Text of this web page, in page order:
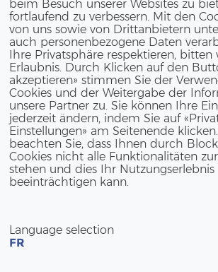
beim Besuch unserer Websites zu
fortlaufend zu verbessern. Mit den
von uns sowie von Drittanbietern
auch personenbezogene Daten
Ihre Privatsphäre respektieren, bitten
Erlaubnis. Durch Klicken auf den
akzeptieren» stimmen Sie der
Cookies und der Weitergabe der
unsere Partner zu. Sie können Ihre
jederzeit ändern, indem Sie auf
Einstellungen» am Seitenende
beachten Sie, dass Ihnen durch
Cookies nicht alle Funktionalitäten
stehen und dies Ihr Nutzungserlebnis
beeinträchtigen kann.
Language selection
FR
Jahre be­nö­tigt und er das
​Rückkauf an: Die Kon­di­tio­nen für
sich nach Ver­trags­ab­lauf um den
nur für we­ni­ge Mo­na­te ge­braucht
und eine mög­li­che
Zeit­punkt den Kauf des